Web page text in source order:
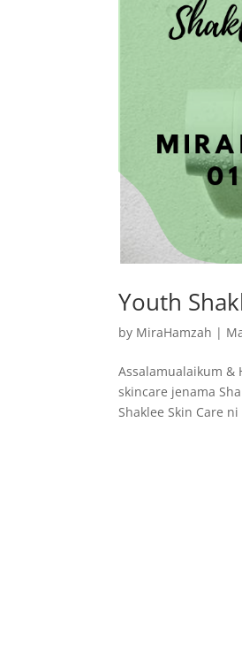
Youth
by MiraHamzah |
Assalamualaikum &
skincare jenama
Shaklee Skin Care